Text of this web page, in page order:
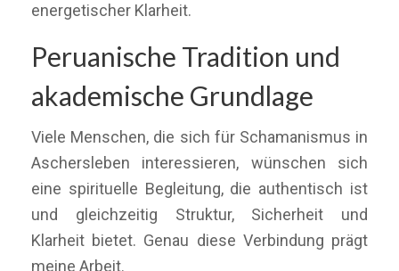
energetischer Klarheit.
Peruanische Tradition und
akademische Grundlage
Viele Menschen, die sich für Schamanismus in
Aschersleben interessieren, wünschen sich
eine spirituelle Begleitung, die authentisch ist
und gleichzeitig Struktur, Sicherheit und
Klarheit bietet. Genau diese Verbindung prägt
meine Arbeit.